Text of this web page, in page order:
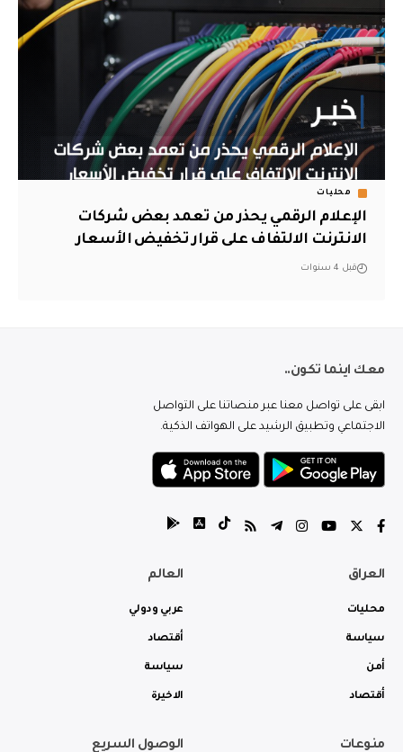
محليات
الإعلام الرقمي يحذر من تعمد بعض شركات
الانترنت الالتفاف على قرار تخفيض الأسعار
قبل 4 سنوات
معك اينما تكون..
ابقى على تواصل معنا عبر منصاتنا على التواصل
الاجتماعي وتطبيق الرشيد على الهواتف الذكية.
العراق
محليات
سياسة
أمن
أقتصاد
العالم
عربي ودولي
أقتصاد
سياسة
الاخيرة
منوعات الوصول السريع